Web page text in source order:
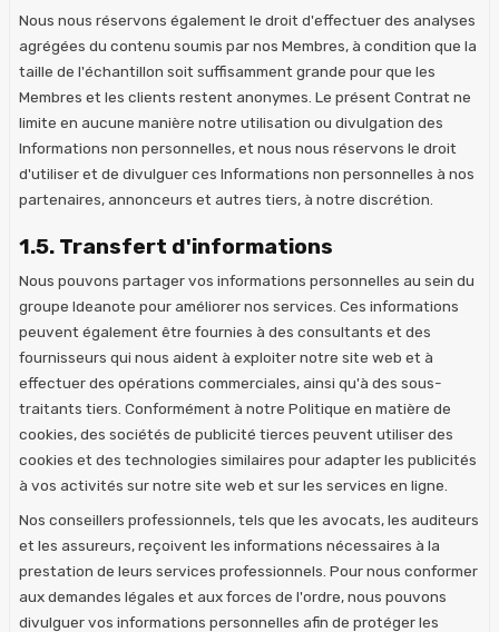
Nous nous réservons également le droit d'effectuer des analyses
agrégées du contenu soumis par nos Membres, à condition que la
taille de l'échantillon soit suffisamment grande pour que les
Membres et les clients restent anonymes. Le présent Contrat ne
limite en aucune manière notre utilisation ou divulgation des
Informations non personnelles, et nous nous réservons le droit
d'utiliser et de divulguer ces Informations non personnelles à nos
partenaires, annonceurs et autres tiers, à notre discrétion.
1.5. Transfert d'informations
Nous pouvons partager vos informations personnelles au sein du
groupe Ideanote pour améliorer nos services. Ces informations
peuvent également être fournies à des consultants et des
fournisseurs qui nous aident à exploiter notre site web et à
effectuer des opérations commerciales, ainsi qu'à des sous-
traitants tiers. Conformément à notre Politique en matière de
cookies, des sociétés de publicité tierces peuvent utiliser des
cookies et des technologies similaires pour adapter les publicités
à vos activités sur notre site web et sur les services en ligne.
Nos conseillers professionnels, tels que les avocats, les auditeurs
et les assureurs, reçoivent les informations nécessaires à la
prestation de leurs services professionnels. Pour nous conformer
aux demandes légales et aux forces de l'ordre, nous pouvons
divulguer vos informations personnelles afin de protéger les